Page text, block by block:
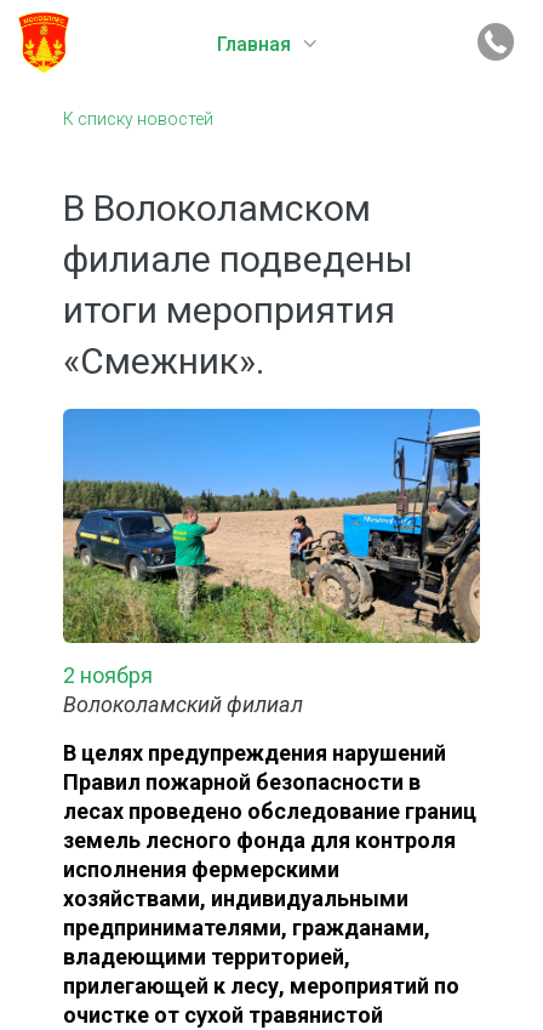
Главная
К списку новостей
В Волоколамском
филиале подведены
итоги мероприятия
«Смежник».
2 ноября
Волоколамский филиал
В целях предупреждения нарушений
Правил пожарной безопасности в
лесах проведено обследование границ
земель лесного фонда для контроля
исполнения фермерскими
хозяйствами, индивидуальными
предпринимателями, гражданами,
владеющими территорией,
прилегающей к лесу, мероприятий по
очистке от сухой травянистой